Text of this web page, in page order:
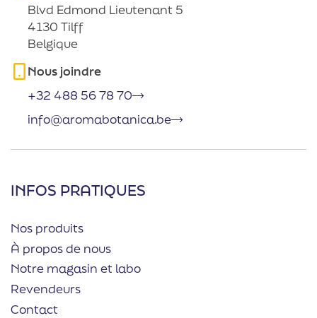
Blvd Edmond Lieutenant 5
4130 Tilff
Belgique
Nous joindre
+32 488 56 78 70
info@aromabotanica.be
INFOS PRATIQUES
Nos produits
À propos de nous
Notre magasin et labo
Revendeurs
Contact